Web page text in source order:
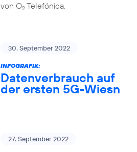
von O2Telefónica.
30. September 2022
INFOGRAFIK:
Datenverbrauch auf
der ersten 5G-Wiesn
27. September 2022